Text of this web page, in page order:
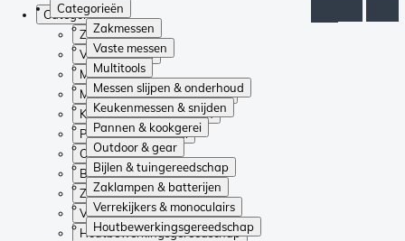
Categorieën
Zakmessen
Vaste messen
Multitools
Messen slijpen & onderhoud
Keukenmessen & snijden
Pannen & kookgerei
Outdoor & gear
Bijlen & tuingereedschap
Zaklampen & batterijen
Verrekijkers & monoculairs
Houtbewerkingsgereedschap
Categorieën
Zakmessen
Vaste messen
Multitools
Messen slijpen & onderhoud
Keukenmessen & snijden
Pannen & kookgerei
Outdoor & gear
Bijlen & tuingereedschap
Zaklampen & batterijen
Verrekijkers & monoculairs
Houtbewerkingsgereedschap